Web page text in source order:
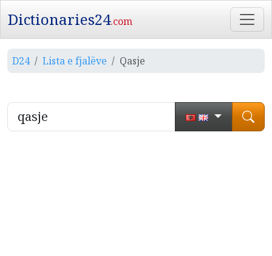
Dictionaries24.com
D24 Lista e fjalëve Qasje